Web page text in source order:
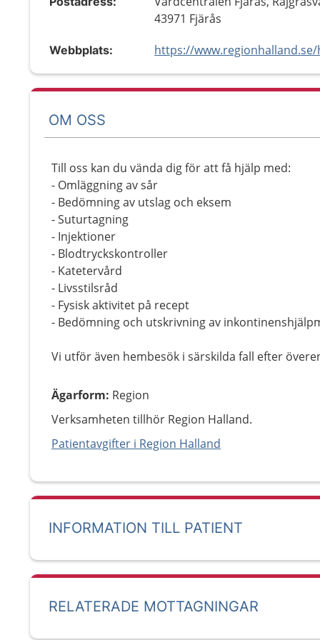
43971 Fjärås
Webbplats:
OM OSS
Till oss kan du vända dig för att få hjälp med:
- Omläggning av sår
- Bedömning av utslag och eksem
- Suturtagning
- Injektioner
- Blodtryckskontroller
- Katetervård
- Livsstilsråd
- Fysisk aktivitet på recept
- Bedömning och utskrivning av
Vi utför även hembesök i särskilda fall efter
Ägarform: Region
Verksamheten tillhör Region Halland.
Patientavgifter i Region Halland
INFORMATION TILL PATIENT
RELATERADE MOTTAGNINGAR